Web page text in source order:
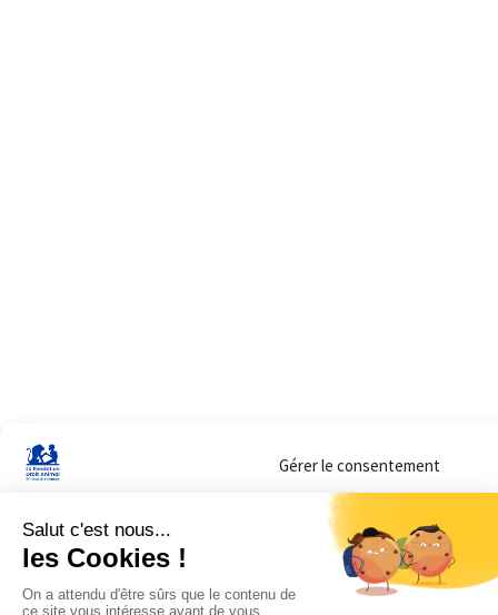
Gérer le consentement
Sur ce site, nous utilisons des cookies pour mesurer notre audience et vous
lorsque vous y consentez. Vous pouvez sélectionner ceux que vous autorisez
navigation.